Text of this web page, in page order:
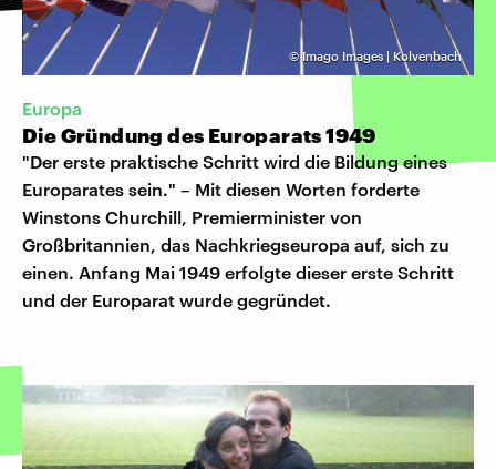
© Imago Images | Kolvenbach
Europa
Die Gründung des Europarats 1949
"Der erste praktische Schritt wird die Bildung eines
Europarates sein." – Mit diesen Worten forderte
Winstons Churchill, Premierminister von
Großbritannien, das Nachkriegseuropa auf, sich zu
einen. Anfang Mai 1949 erfolgte dieser erste Schritt
und der Europarat wurde gegründet.